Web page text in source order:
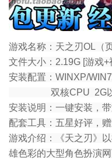
游戏名称：天之刃OL（
文件大小：2.19G [游戏+
安装配置：WINXP/
双核CPU 2G以上
安装说明：一键安装，
配套工具：五星好评，
游戏介绍：《天之刃》
雄色彩的大型角色扮演